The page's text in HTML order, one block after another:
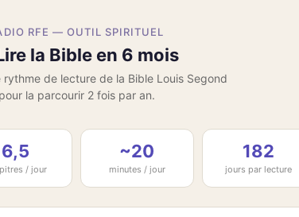
RFE — OUTIL SPIRITUEL
la Bible en 6 mois
rythme de lecture de la Bible Louis Segond
pour la parcourir 2 fois par an.
6,5
/ jour
~20
minutes / jour
182
jours par lecture